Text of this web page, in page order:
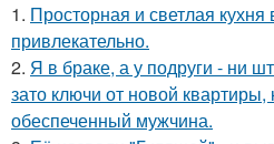
1. Просторная и светлая кухня
привлекательно.
2. Я в браке, а у подруги - ни
зато ключи от новой
обеспеченный мужчина.